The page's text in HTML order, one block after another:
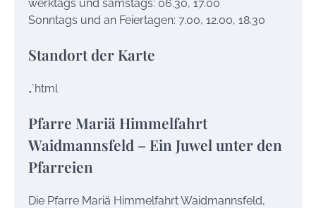
werktags und samstags: 06.30, 17.00
Sonntags und an Feiertagen: 7.00, 12.00, 18.30
Standort der Karte
„`html
Pfarre Mariä Himmelfahrt
Waidmannsfeld – Ein Juwel unter den
Pfarreien
Die Pfarre Mariä Himmelfahrt Waidmannsfeld,